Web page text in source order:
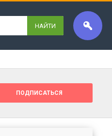
НАЙТИ
ПОДПИСАТЬСЯ